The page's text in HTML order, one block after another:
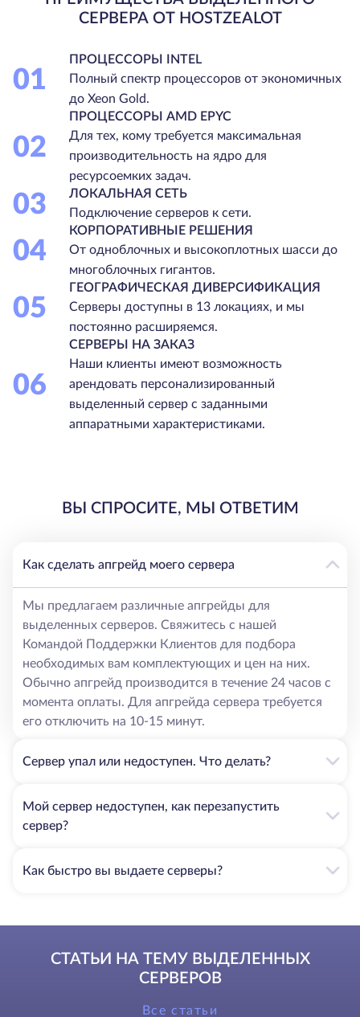
СЕРВЕРА ОТ HOSTZEALOT
01
ПРОЦЕССОРЫ INTEL
Полный спектр процессоров от экономичных
до Xeon Gold.
02
ПРОЦЕССОРЫ AMD EPYC
Для тех, кому требуется максимальная
производительность на ядро для
ресурсоемких задач.
03
ЛОКАЛЬНАЯ СЕТЬ
Подключение серверов к сети.
04
КОРПОРАТИВНЫЕ РЕШЕНИЯ
От одноблочных и высокоплотных шасси до
многоблочных гигантов.
05
ГЕОГРАФИЧЕСКАЯ ДИВЕРСИФИКАЦИЯ
Серверы доступны в 13 локациях, и мы
постоянно расширяемся.
06
СЕРВЕРЫ НА ЗАКАЗ
Наши клиенты имеют возможность
арендовать персонализированный
выделенный сервер с заданными
аппаратными характеристиками.
ВЫ СПРОСИТЕ, МЫ ОТВЕТИМ
Как сделать апгрейд моего сервера
Мы предлагаем различные апгрейды для
выделенных серверов. Свяжитесь с нашей
Командой Поддержки Клиентов для подбора
необходимых вам комплектующих и цен на них.
Обычно апгрейд производится в течение 24 часов с
момента оплаты. Для апгрейда сервера требуется
его отключить на 10-15 минут.
Сервер упал или недоступен. Что делать?
Мой сервер недоступен, как перезапустить
сервер?
Как быстро вы выдаете серверы?
СТАТЬИ НА ТЕМУ ВЫДЕЛЕННЫХ
СЕРВЕРОВ
Все статьи